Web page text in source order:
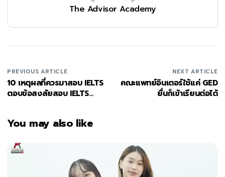
The Advisor Academy
PREVIOUS ARTICLE
10 เหตุผลที่ควรมาสอบ IELTS
ตอบข้อสงสัยสอบ IELTS
NEXT ARTICLE
คณะแพทย์อินเตอร์ใช้แค่ GED
ยื่นก็เข้าเรียนต่อได้
You may also like